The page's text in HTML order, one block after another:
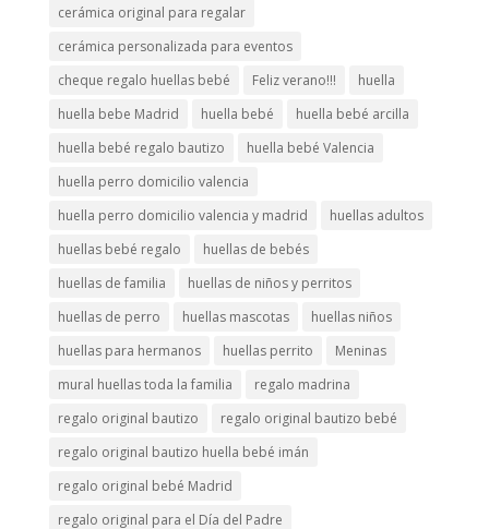
cerámica original para regalar
cerámica personalizada para eventos
cheque regalo huellas bebé
Feliz verano!!!
huella
huella bebe Madrid
huella bebé
huella bebé arcilla
huella bebé regalo bautizo
huella bebé Valencia
huella perro domicilio valencia
huella perro domicilio valencia y madrid
huellas adultos
huellas bebé regalo
huellas de bebés
huellas de familia
huellas de niños y perritos
huellas de perro
huellas mascotas
huellas niños
huellas para hermanos
huellas perrito
Meninas
mural huellas toda la familia
regalo madrina
regalo original bautizo
regalo original bautizo bebé
regalo original bautizo huella bebé imán
regalo original bebé Madrid
regalo original para el Día del Padre